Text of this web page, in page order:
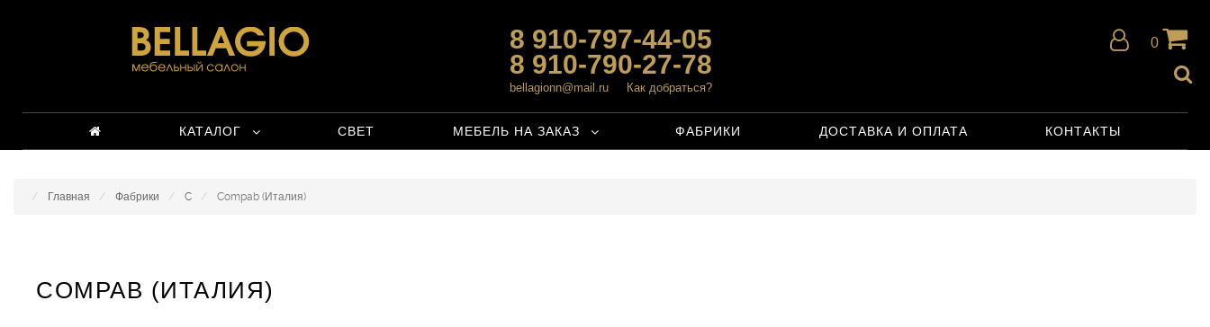
8 910-797-44-05
8 910-790-27-78
bellagionn@mail.ru Как добраться?
0
КАТАЛОГ СВЕТ МЕБЕЛЬ НА ЗАКАЗ ФАБРИКИ ДОСТАВКА И ОПЛАТА КОНТАКТЫ
Главная Фабрики C Compab (Италия)
COMPAB (ИТАЛИЯ)